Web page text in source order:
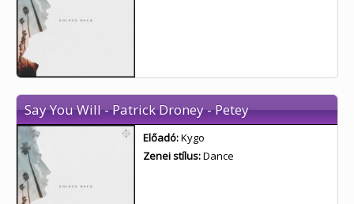
Say You Will - Patrick Droney - Petey
Előadó:Kygo
Zenei stílus:Dance